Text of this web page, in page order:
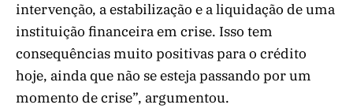
intervenção, a estabilização e a liquidação de uma
instituição financeira em crise. Isso tem
consequências muito positivas para o crédito
hoje, ainda que não se esteja passando por um
momento de crise”, argumentou.